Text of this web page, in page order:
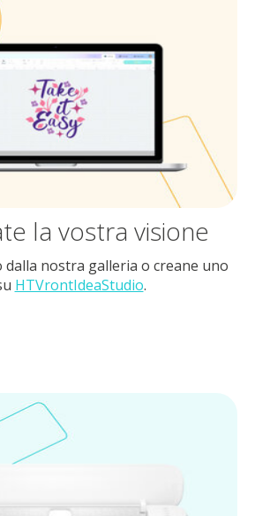
la vostra visione
dalla nostra galleria o creane uno
HTVrontIdeaStudio.